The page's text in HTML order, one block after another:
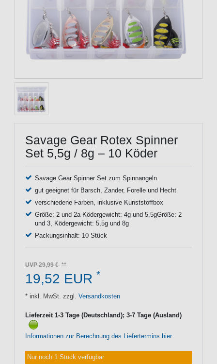
Savage Gear Rotex Spinner
Set 5,5g / 8g – 10 Köder
Savage Gear Spinner Set zum Spinnangeln
gut geeignet für Barsch, Zander, Forelle und Hecht
verschiedene Farben, inklusive Kunststoffbox
Größe: 2 und 2a Ködergewicht: 4g und 5,5gGröße: 2
und 3, Ködergewicht: 5,5g und 8g
Packungsinhalt: 10 Stück
UVP 29,99 €
19,52 EUR *
* inkl. MwSt. zzgl. Versandkosten
Lieferzeit 1-3 Tage (Deutschland); 3-7 Tage (Ausland)
Informationen zur Berechnung des Liefertermins hier
Nur noch 1 Stück verfügbar